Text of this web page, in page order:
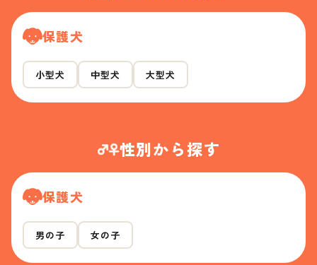
保護犬
小型犬 中型犬 大型犬
性別から探す
保護犬
男の子 女の子